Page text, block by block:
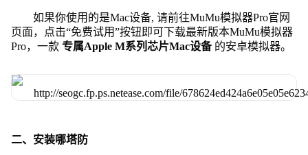
如果你使用的是Mac设备, 请前往MuMu模拟器Pro官网
页面，点击“免费试用”按钮即可下载最新版本MuMu模拟器
Pro，一款 专属Apple M系列芯片Mac设备 的安卓模拟器。
二、安装哪塔防